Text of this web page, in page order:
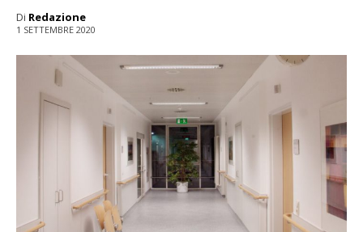
Di Redazione
1 SETTEMBRE 2020